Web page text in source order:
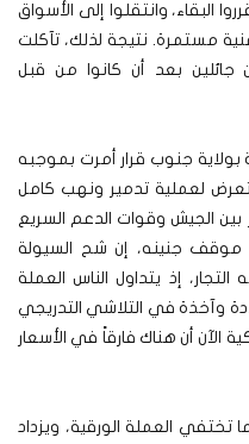
البقاء، وانتقلوا إلى الأسواق
مستمرة. نتيجة لذلك، تآكلت
جائلين بعد أن كانوا من قبل
بولاية جنوب قرار أمرت بموجبه
تعرض لعملية تدمير ونهب كامل
بين الجيش وقوات الدعم السريع
موقف جنينه، إن شح السيولة
إذ يتداول الناس العملة
وآخذة في التلاشي التدريجي
الآن أن هناك فارقاً في الأسعار
تختفي العملة الورقية، ويزداد